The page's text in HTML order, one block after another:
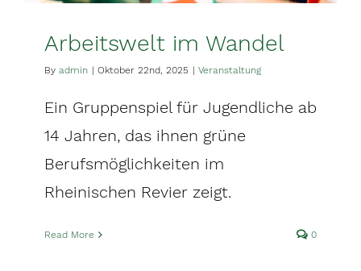
Arbeitswelt im Wandel
By admin | Oktober 22nd, 2025 | Veranstaltung
Ein Gruppenspiel für Jugendliche ab
14 Jahren, das ihnen grüne
Berufsmöglichkeiten im
Rheinischen Revier zeigt.
Read More 0